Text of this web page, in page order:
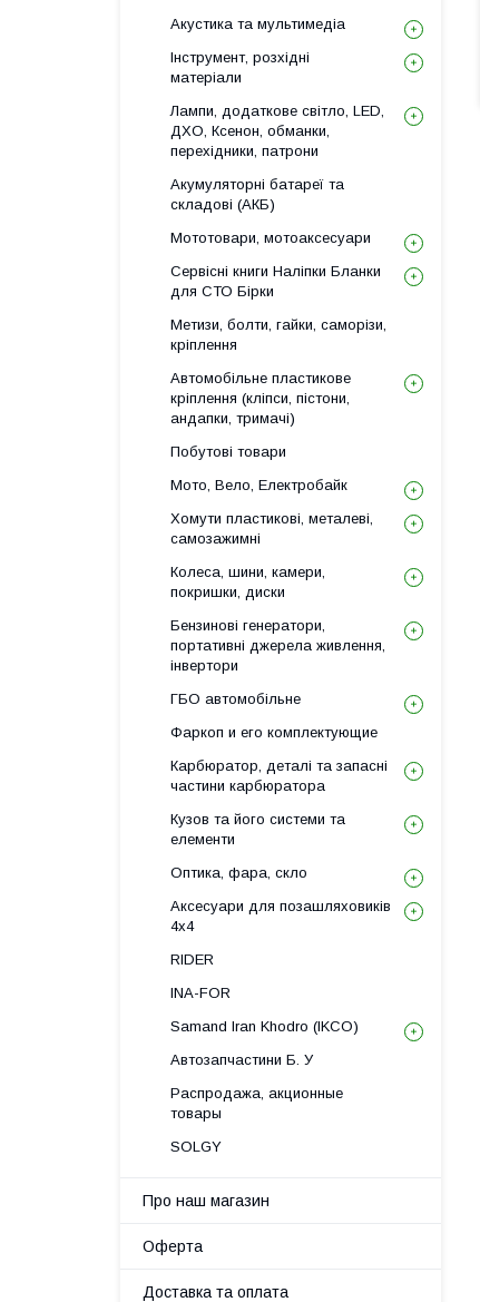
Акустика та мультимедіа
Інструмент, розхідні
матеріали
Лампи, додаткове світло, LED,
ДХО, Ксенон, обманки,
перехідники, патрони
Акумуляторні батареї та
складові (АКБ)
Мототовари, мотоаксесуари
Сервісні книги Наліпки Бланки
для СТО Бірки
Метизи, болти, гайки, саморізи,
кріплення
Автомобільне пластикове
кріплення (кліпси, пістони,
андапки, тримачі)
Побутові товари
Мото, Вело, Електробайк
Хомути пластикові, металеві,
самозажимні
Колеса, шини, камери,
покришки, диски
Бензинові генератори,
портативні джерела живлення,
інвертори
ГБО автомобільне
Фаркоп и его комплектующие
Карбюратор, деталі та запасні
частини карбюратора
Кузов та його системи та
елементи
Оптика, фара, скло
Аксесуари для позашляховиків
4х4
RIDER
INA-FOR
Samand Iran Khodro (IKCO)
Автозапчастини Б. У
Распродажа, акционные
товары
SOLGY
Про наш магазин
Оферта
Доставка та оплата